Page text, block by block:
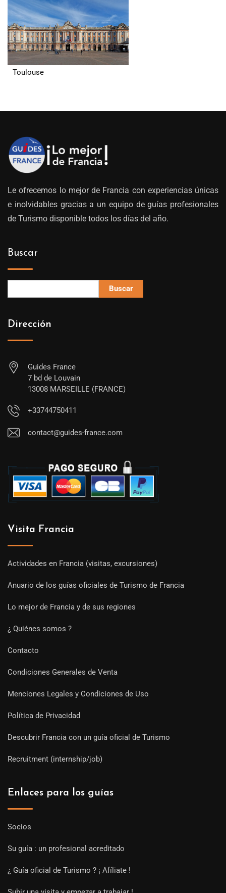
Toulouse
Le ofrecemos lo mejor de Francia con experiencias únicas
e inolvidables gracias a un equipo de guías profesionales
de Turismo disponible todos los días del año.
Buscar
Buscar
Dirección
Guides France
7 bd de Louvain
13008 MARSEILLE (FRANCE)
+33744750411
contact@guides-france.com
Visita Francia
Actividades en Francia (visitas, excursiones)
Anuario de los guías oficiales de Turismo de Francia
Lo mejor de Francia y de sus regiones
¿ Quiénes somos ?
Contacto
Condiciones Generales de Venta
Menciones Legales y Condiciones de Uso
Política de Privacidad
Descubrir Francia con un guía oficial de Turismo
Recruitment (internship/job)
Enlaces para los guías
Socios
Su guía : un profesional acreditado
¿ Guía oficial de Turismo ? ¡ Afíliate !